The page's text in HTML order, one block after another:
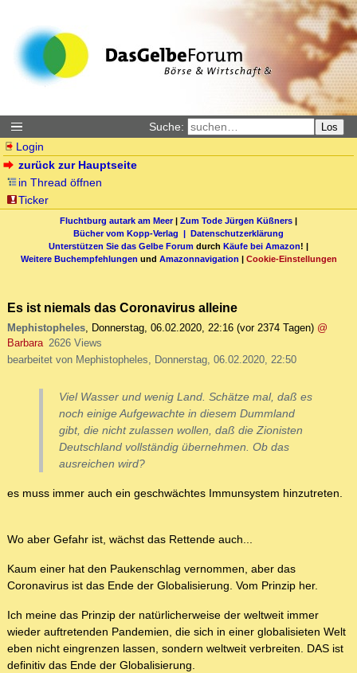
Suche: Los
Login
zurück zur Hauptseite
in Thread öffnen
Ticker
Fluchtburg autark am Meer| Zum Tode Jürgen Küßners |
Bücher vom Kopp-Verlag | Datenschutzerklärung
Unterstützen Sie das Gelbe Forum durch Käufe bei Amazon! |
Weitere Buchempfehlungen und Amazonnavigation | Cookie-Einstellungen
Es ist niemals das Coronavirus alleine
Mephistopheles, Donnerstag, 06.02.2020, 22:16 (vor 2374 Tagen) @
Barbara 2626 Views
bearbeitet von Mephistopheles, Donnerstag, 06.02.2020, 22:50
Viel Wasser und wenig Land. Schätze mal, daß es
noch einige Aufgewachte in diesem Dummland
gibt, die nicht zulassen wollen, daß die Zionisten
Deutschland vollständig übernehmen. Ob das
ausreichen wird?
es muss immer auch ein geschwächtes Immunsystem hinzutreten.
Wo aber Gefahr ist, wächst das Rettende auch...
Kaum einer hat den Paukenschlag vernommen, aber das
Coronavirus ist das Ende der Globalisierung. Vom Prinzip her.
Ich meine das Prinzip der natürlicherweise der weltweit immer
wieder auftretenden Pandemien, die sich in einer globalisieten Welt
eben nicht eingrenzen lassen, sondern weltweit verbreiten. DAS ist
definitiv das Ende der Globalisierung.